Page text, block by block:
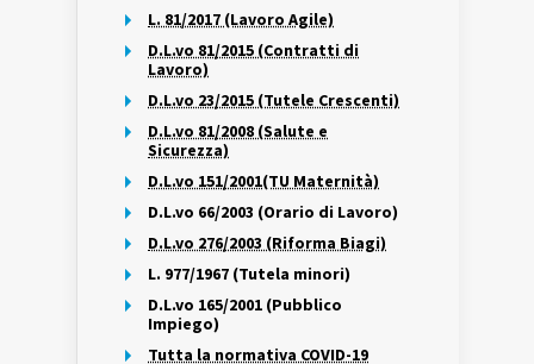
L. 81/2017 (Lavoro Agile)
D.L.vo 81/2015 (Contratti di
Lavoro)
D.L.vo 23/2015 (Tutele Crescenti)
D.L.vo 81/2008 (Salute e
Sicurezza)
D.L.vo 151/2001(TU Maternità)
D.L.vo 66/2003 (Orario di Lavoro)
D.L.vo 276/2003 (Riforma Biagi)
L. 977/1967 (Tutela minori)
D.L.vo 165/2001 (Pubblico
Impiego)
Tutta la normativa COVID-19